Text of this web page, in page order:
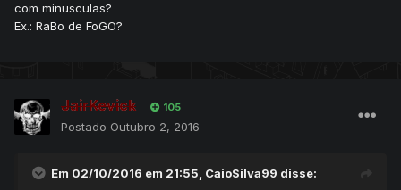
(+)Outland
• Erros Do Servidor •
com minusculas?
Ex.: RaBo de FoGO?
JairKevick 105
Postado Outubro 2, 2016
Em 02/10/2016 em 21:55, CaioSilva99 disse: